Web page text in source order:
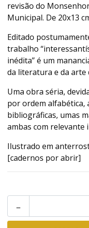
revisão do
Municipal. De 20x13
Editado
trabalho
inédita” é um
da literatura e da arte
Uma obra séria,
por ordem alfabética,
bibliográficas, umas
ambas com relevante
Ilustrado em
[cadernos por abrir]
-